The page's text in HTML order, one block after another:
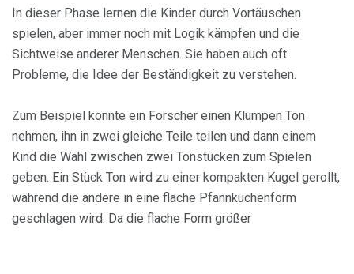
In dieser Phase lernen die Kinder durch Vortäuschen
spielen, aber immer noch mit Logik kämpfen und die
Sichtweise anderer Menschen. Sie haben auch oft
Probleme, die Idee der Beständigkeit zu verstehen.
Zum Beispiel könnte ein Forscher einen Klumpen Ton
nehmen, ihn in zwei gleiche Teile teilen und dann einem
Kind die Wahl zwischen zwei Tonstücken zum Spielen
geben. Ein Stück Ton wird zu einer kompakten Kugel gerollt,
während die andere in eine flache Pfannkuchenform
geschlagen wird. Da die flache Form größer